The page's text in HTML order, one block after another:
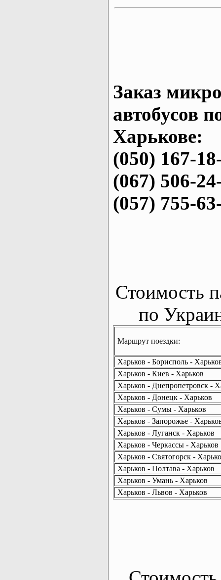
Заказ
автобусов
Харькове:
(050) 167-
(067) 506-
(057) 755-
Стоимость
по
Маршрут поездки:
Харьков - Борисполь -
Харьков - Киев - Харьков
Харьков - Днепропетровск -
Харьков - Донецк - Харьков
Харьков - Сумы - Харьков
Харьков - Запорожье -
Харьков - Луганск - Харьков
Харьков - Черкассы - Харьков
Харьков - Святогорск -
Харьков - Полтава - Харьков
Харьков - Умань - Харьков
Харьков - Львов - Харьков